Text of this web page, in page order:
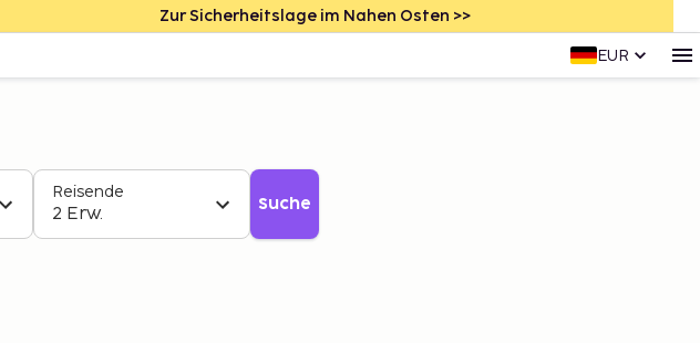
Zur Sicherheitslage im Nahen Osten >>
EUR
Reisende
2 Erw. Suche